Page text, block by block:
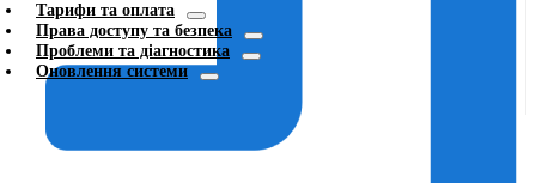
Тарифи та оплата
Права доступу та безпека
Проблеми та діагностика
Оновлення системи